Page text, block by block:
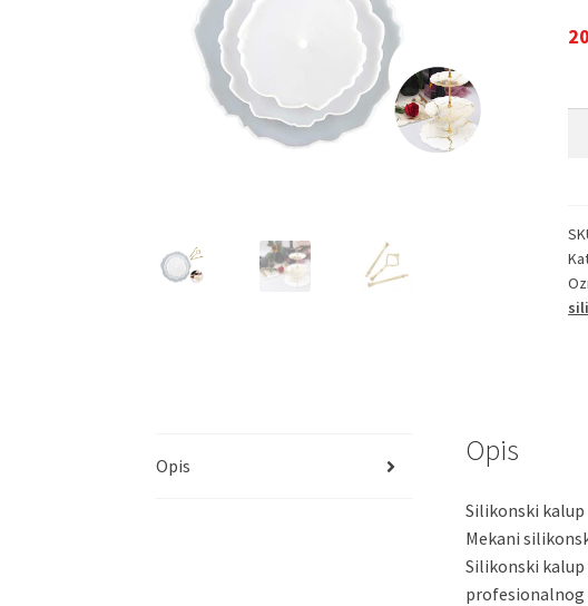
za
Opis Opis
Silikonski
Mekani
Silikonski